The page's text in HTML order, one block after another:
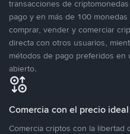
transacciones de
pago y en más de 100
comprar, vender y comerciar
directa con otros usuarios,
métodos de pago preferidos en
abierto.
Comercia con el precio
Comercia criptos con la libertad